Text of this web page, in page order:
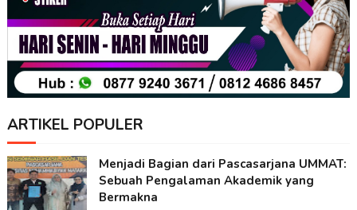
ARTIKEL POPULER
Menjadi Bagian dari Pascasarjana UMMAT:
Sebuah Pengalaman Akademik yang
Bermakna